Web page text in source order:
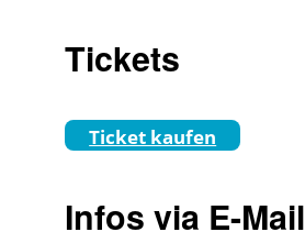
Tickets
Ticket kaufen
Infos via E-Mail